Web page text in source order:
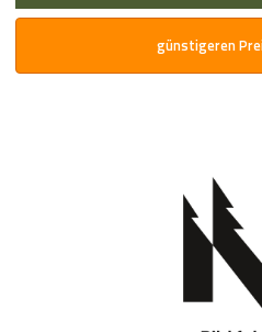
günstigeren